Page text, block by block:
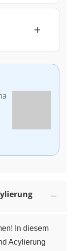
In diesem
Acylierung